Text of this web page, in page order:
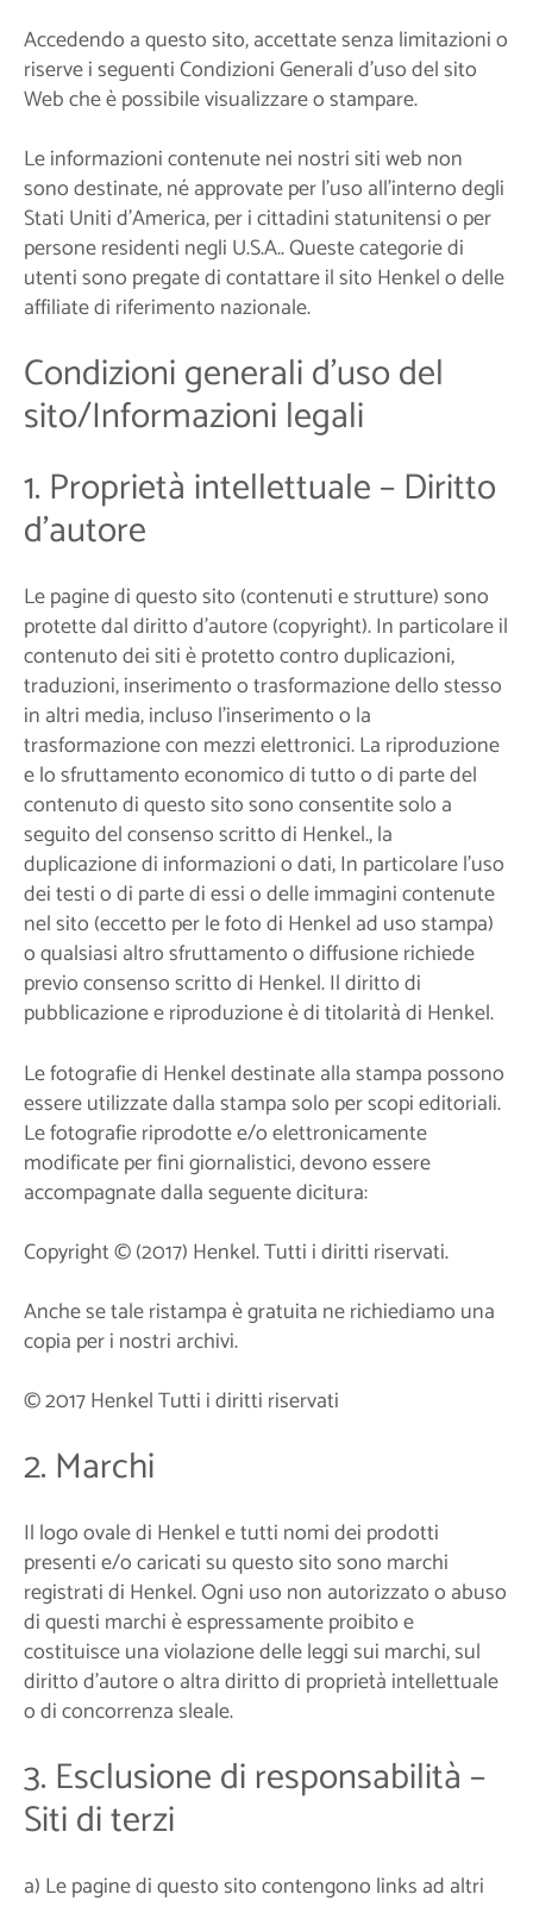
Accedendo a questo sito, accettate senza limitazioni o
riserve i seguenti Condizioni Generali d’uso del sito
Web che è possibile visualizzare o stampare.
Le informazioni contenute nei nostri siti web non
sono destinate, né approvate per l’uso all’interno degli
Stati Uniti d’America, per i cittadini statunitensi o per
persone residenti negli U.S.A.. Queste categorie di
utenti sono pregate di contattare il sito Henkel o delle
affiliate di riferimento nazionale.
Condizioni generali d'uso del
sito/Informazioni legali
1. Proprietà intellettuale – Diritto
d'autore
Le pagine di questo sito (contenuti e strutture) sono
protette dal diritto d'autore (copyright). In particolare il
contenuto dei siti è protetto contro duplicazioni,
traduzioni, inserimento o trasformazione dello stesso
in altri media, incluso l'inserimento o la
trasformazione con mezzi elettronici. La riproduzione
e lo sfruttamento economico di tutto o di parte del
contenuto di questo sito sono consentite solo a
seguito del consenso scritto di Henkel., la
duplicazione di informazioni o dati, In particolare l'uso
dei testi o di parte di essi o delle immagini contenute
nel sito (eccetto per le foto di Henkel ad uso stampa)
o qualsiasi altro sfruttamento o diffusione richiede
previo consenso scritto di Henkel. Il diritto di
pubblicazione e riproduzione è di titolarità di Henkel.
Le fotografie di Henkel destinate alla stampa possono
essere utilizzate dalla stampa solo per scopi editoriali.
Le fotografie riprodotte e/o elettronicamente
modificate per fini giornalistici, devono essere
accompagnate dalla seguente dicitura:
Copyright © (2017) Henkel. Tutti i diritti riservati.
Anche se tale ristampa è gratuita ne richiediamo una
copia per i nostri archivi.
© 2017 Henkel Tutti i diritti riservati
2. Marchi
Il logo ovale di Henkel e tutti nomi dei prodotti
presenti e/o caricati su questo sito sono marchi
registrati di Henkel. Ogni uso non autorizzato o abuso
di questi marchi è espressamente proibito e
costituisce una violazione delle leggi sui marchi, sul
diritto d’autore o altra diritto di proprietà intellettuale
o di concorrenza sleale.
3. Esclusione di responsabilità –
Siti di terzi
a) Le pagine di questo sito contengono links ad altri